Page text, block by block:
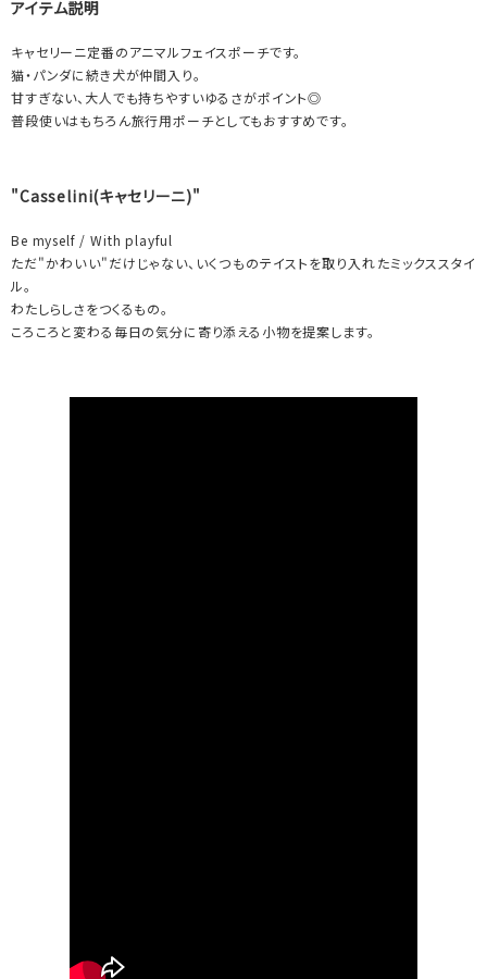
アイテム説明
キャセリーニ定番のアニマルフェイスポーチです。
猫・パンダに続き犬が仲間入り。
甘すぎない、大人でも持ちやすいゆるさがポイント◎
普段使いはもちろん旅行用ポーチとしてもおすすめです。
"Casselini(キャセリーニ)"
Be myself / With playful
ただ"かわいい"だけじゃない、いくつものテイストを取り入れたミックススタイ
ル。
わたしらしさをつくるもの。
ころころと変わる毎日の気分に寄り添える小物を提案します。